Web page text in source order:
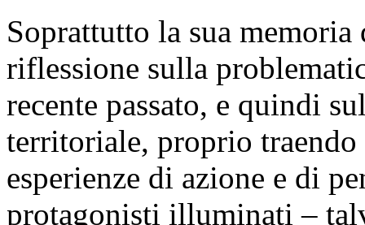
Soprattutto la sua
riflessione sulla
recente passato, e quindi
territoriale, proprio
esperienze di azione e di
protagonisti illuminati –